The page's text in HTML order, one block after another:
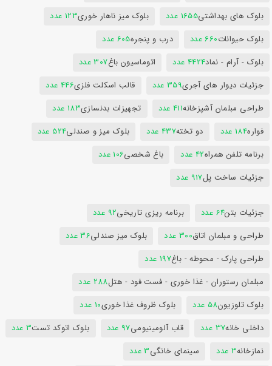
بلوک های بهداشتی1655 عدد بلوک میز ناهار خوری123 عدد
بلوک حیوانات660 عدد درب و پنجره605 عدد
بلوک - آرام - نماد4424 عدد اتوماسیون باغ307 عدد
جزئیات دیوار های آجری359 عدد قالب اسکلت فلزی446 عدد
طراحی مبلمان آشپزخانه411 عدد تجهیزات بدنسازی183 عدد
فواره184 عدد دو تخته437 عدد بلوک میز و صندلی524 عدد
برنامه تلفن همراه42 عدد باغ شخصی106 عدد
جزئیات ساخت پل917 عدد
جزئیات بتن64 عدد برنامه ریزی تاریخی92 عدد
طراحی و مبلمان اتاق300 عدد بلوک میز صندلی36 عدد
طراحی پارک - محوطه - باغ197 عدد
مبلمان رستوران - غذا خوری - فست فود - هتل288 عدد
بلوک تلوزیون58 عدد بلوک ظروف غذا خوری10 عدد
داخلی خانه37 عدد قاب آلومینیومی97 عدد بلوک اتوکد تست3 عدد
نمازخانه3 عدد سینمای خانگی3 عدد